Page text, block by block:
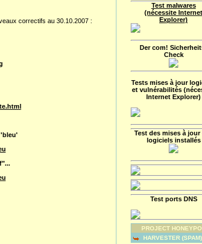
correctifs au 30.10.2007 :
Test malwares
(nécessite Internet
Explorer)
Der com!
Check
Tests mises à jour
et vulnérabilités
Internet Explorer)
Test des mises à jour
logiciels installés
Test ports DNS
PROJECT
HARVESTER (SPAM)